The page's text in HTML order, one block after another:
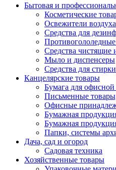
Бытовая и
Косметические
Освежители
Средства для
Средства
Мыло и диспенсеры
Средства для стирки
Канцелярские товары
Бумага для
Письменные
Офисные
Бумажная
Бумажная
Папки, системы
Дача, сад и огород
Садовая техника
Хозяйственные товары